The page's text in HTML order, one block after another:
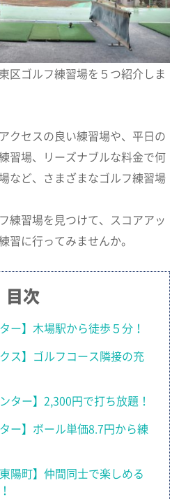
区ゴルフ練習場を５つ紹介しま
クセスの良い練習場や、平日の
習場、リーズナブルな料金で何
など、さまざまなゴルフ練習場
練習場を見つけて、スコアアッ
習に行ってみませんか。
目次
ー】木場駅から徒歩５分！
ス】ゴルフコース隣接の充
ター】2,300円で打ち放題！
ー】ボール単価8.7円から練
陽町】仲間同士で楽しめる